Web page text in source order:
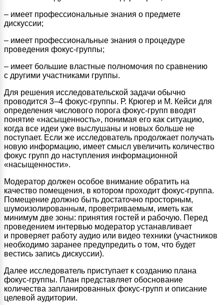
– имеет профессиональные знания о предмете
дискуссии;
– имеет профессиональные знания о процедуре
проведения фокус-группы;
– имеет большие властные полномочия по сравнению
с другими участниками группы.
Для решения исследовательской задачи обычно
проводится 3–4 фокус-группы. Р. Крюгер и М. Кейси для
определения числового порога фокус-групп вводят
понятие «насыщенность», понимая его как ситуацию,
когда все идеи уже выслушаны и новых больше не
поступает. Если же исследователь продолжает получать
новую информацию, имеет смысл увеличить количество
фокус групп до наступления информационной
«насыщенности».
Модератор должен особое внимание обратить на
качество помещения, в котором проходит фокус-группа.
Помещение должно быть достаточно просторным,
шумоизолированным, проветриваемым, иметь как
минимум две зоны: принятия гостей и рабочую. Перед
проведением интервью модератор устанавливает
и проверяет работу аудио или видео техники (участников
необходимо заранее предупредить о том, что будет
вестись запись дискуссии).
Далее исследователь приступает к созданию плана
фокус-группы. План представляет обоснование
количества запланированных фокус-групп и описание
целевой аудитории.